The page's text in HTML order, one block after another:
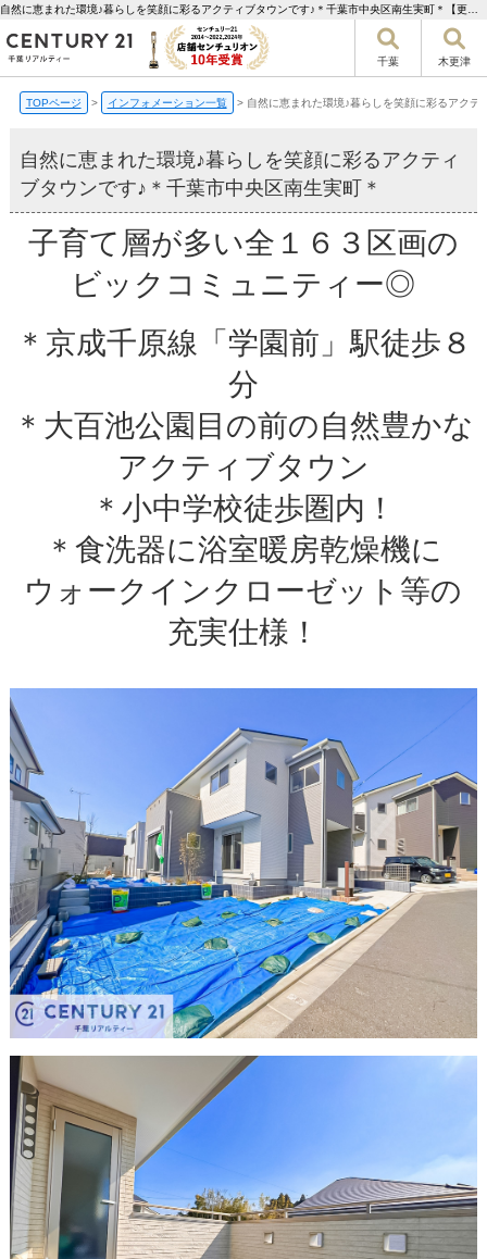
千葉 木更津
TOPページ > インフォメーション一覧 > 自然に恵まれた環境♪暮らしを笑顔に彩るアク
自然に恵まれた環境♪暮らしを笑顔に彩るアクティ
ブタウンです♪＊千葉市中央区南生実町＊
子育て層が多い全１６３区画の
ビックコミュニティー◎
＊京成千原線「学園前」駅徒歩８
分
＊大百池公園目の前の自然豊かな
アクティブタウン
＊小中学校徒歩圏内！
＊食洗器に浴室暖房乾燥機に
ウォークインクローゼット等の
充実仕様！